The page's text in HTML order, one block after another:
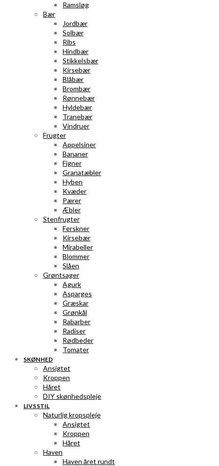
Ramsløg
Bær
Jordbær
Solbær
Ribs
Hindbær
Stikkelsbær
Kirsebær
Blåbær
Brombær
Rønnebær
Hyldebær
Tranebær
Vindruer
Frugter
Appelsiner
Bananer
Figner
Granatæbler
Hyben
Kvæder
Pærer
Æbler
Stenfrugter
Ferskner
Kirsebær
Mirabeller
Blommer
Slåen
Grøntsager
Agurk
Asparges
Græskar
Grønkål
Rabarber
Radiser
Rødbeder
Tomater
SKØNHED
Ansigtet
Kroppen
Håret
DIY skønhedspleje
LIVSSTIL
Naturlig kropspleje
Ansigtet
Kroppen
Håret
Haven
Haven året rundt